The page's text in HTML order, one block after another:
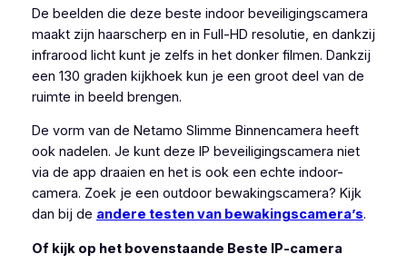
De beelden die deze beste indoor beveiligingscamera
maakt zijn haarscherp en in Full-HD resolutie, en dankzij
infrarood licht kunt je zelfs in het donker filmen. Dankzij
een 130 graden kijkhoek kun je een groot deel van de
ruimte in beeld brengen.
De vorm van de Netamo Slimme Binnencamera heeft
ook nadelen. Je kunt deze IP beveiligingscamera niet
via de app draaien en het is ook een echte indoor-
camera. Zoek je een outdoor bewakingscamera? Kijk
dan bij de andere testen van bewakingscamera’s.
Of kijk op het bovenstaande Beste IP-camera